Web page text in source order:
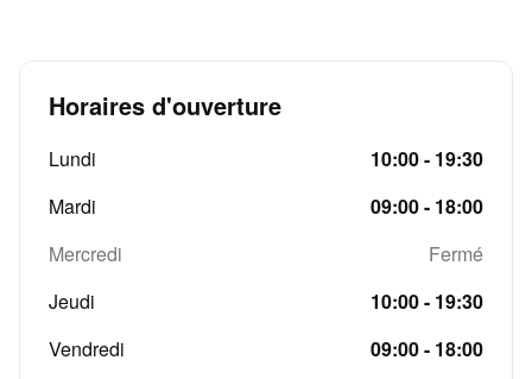
Horaires d'ouverture
Lundi
10:00 - 19:30
Mardi
09:00 - 18:00
Mercredi
Fermé
Jeudi
10:00 - 19:30
Vendredi
09:00 - 18:00